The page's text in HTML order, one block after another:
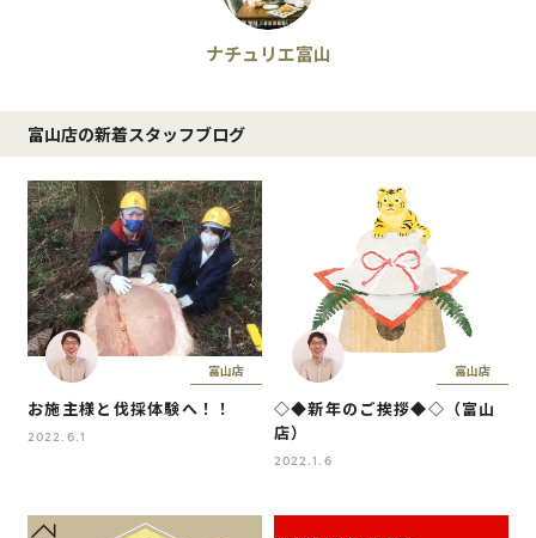
ナチュリエ富山
富山店の新着スタッフブログ
富山店
お施主様と伐採体験へ！！
2022.6.1
富山店
◇◆新年のご挨拶◆◇（富山
店）
2022.1.6